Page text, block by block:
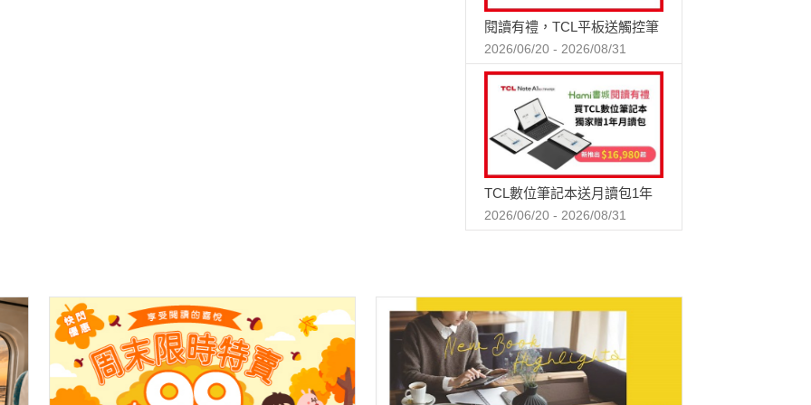
閱讀有禮，TCL平板送觸控筆
2026/06/20 - 2026/08/31
TCL數位筆記本送月讀包1年
2026/06/20 - 2026/08/31